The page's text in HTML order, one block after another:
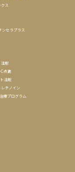
ス
ンセラプラス
注射
点滴
注射
チノイン
療プログラム